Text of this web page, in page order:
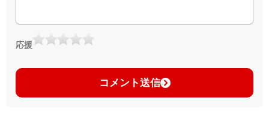
応援
コメント送信